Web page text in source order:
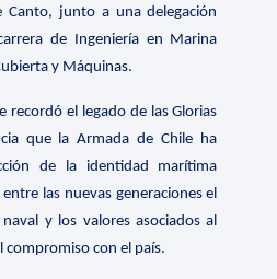
Canto, junto a una delegación
de Ingeniería en Marina
y Máquinas.
recordó el legado de las Glorias
que la Armada de Chile ha
de la identidad marítima
las nuevas generaciones el
y los valores asociados al
compromiso con el país.